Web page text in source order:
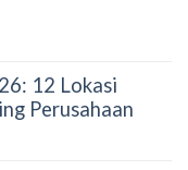
12 Lokasi
Perusahaan